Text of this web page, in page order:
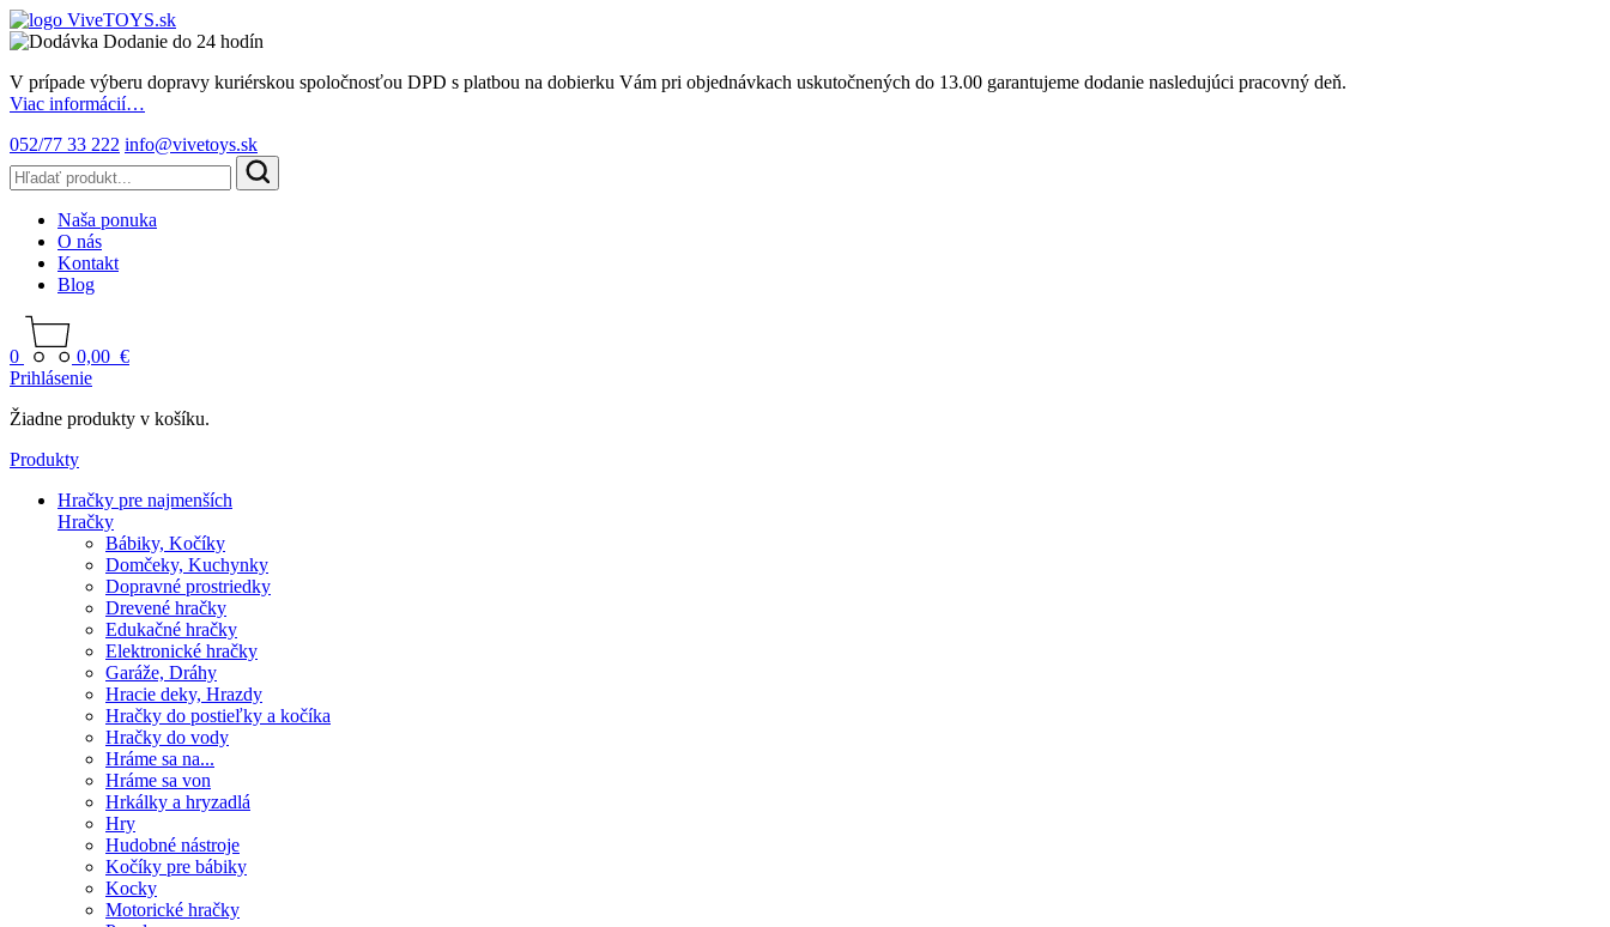
Dodanie do 24 hodín
V prípade výberu dopravy kuriérskou spoločnosťou DPD s platbou na dobierku Vám pri objednávkach uskutočnených do 13.00 garantujeme dodanie nasledujúci pracovný deň.
Viac informácií…
052/77 33 222 info@vivetoys.sk
Naša ponuka
O nás
Kontakt
Blog
0 0,00 €
Prihlásenie
Žiadne produkty v košíku.
Produkty
Hračky pre najmenších
Hračky
Bábiky, Kočíky
Domčeky, Kuchynky
Dopravné prostriedky
Drevené hračky
Edukačné hračky
Elektronické hračky
Garáže, Dráhy
Hracie deky, Hrazdy
Hračky do postieľky a kočíka
Hračky do vody
Hráme sa na...
Hráme sa von
Hrkálky a hryzadlá
Hry
Hudobné nástroje
Kočíky pre bábiky
Kocky
Motorické hračky